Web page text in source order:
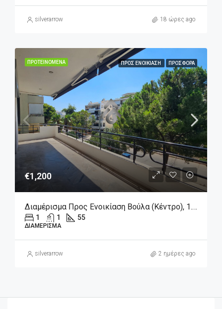
silverarrow 18 ώρες ago
ΠΡΟΤΕΙΝΌΜΕΝΑ ΠΡΟΣ ΕΝΟΙΚΊΑΣΗ ΠΡΟΣΦΟΡΆ
€1,200
Διαμέρισμα Προς Ενοικίαση Βούλα (Κέντρο), 1.200€, 55 Τ.μ.
1 1 55
ΔΙΑΜΈΡΙΣΜΑ
silverarrow 2 ημέρες ago